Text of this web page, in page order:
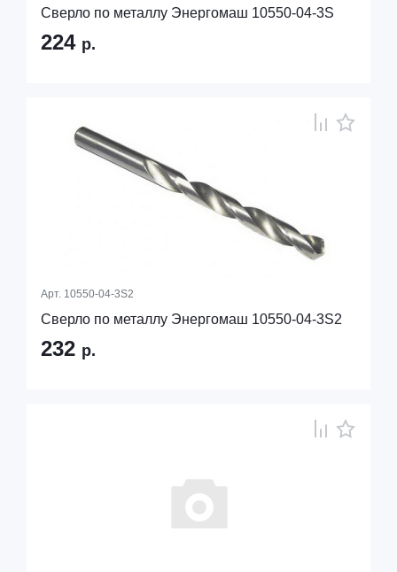
Сверло по металлу Энергомаш 10550-04-3S
224 р.
Арт. 10550-04-3S2
Сверло по металлу Энергомаш 10550-04-3S2
232 р.